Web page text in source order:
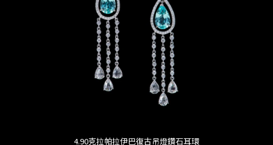
4.90克拉帕拉伊巴復古吊燈鑽石耳環